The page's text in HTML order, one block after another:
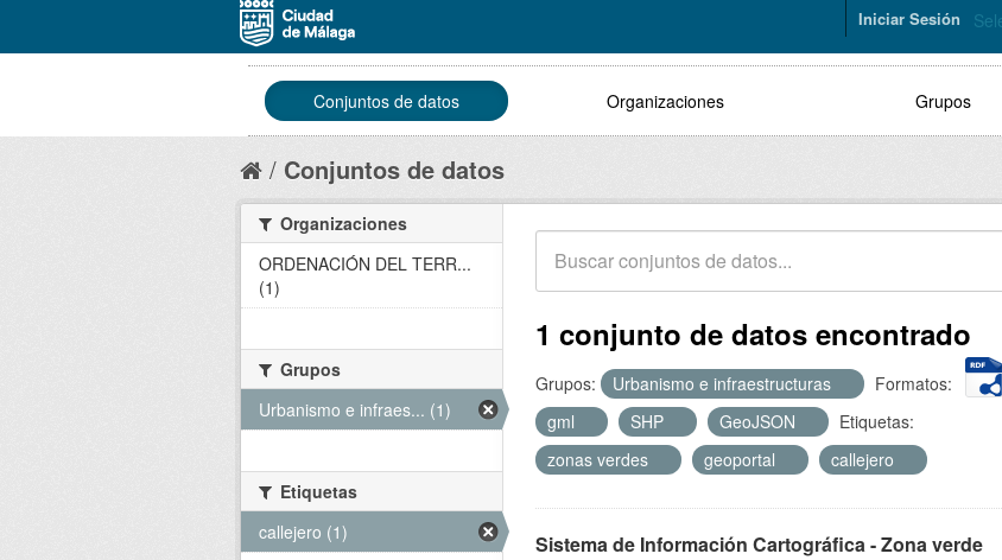
Iniciar Sesión
Conjuntos de datos Organizaciones Grupos
Conjuntos de datos
1 conjunto de datos encontrado
Grupos: Urbanismo e infraestructuras
Formatos:
gml
SHP GeoJSON
Etiquetas:
zonas verdes
geoportal callejero
Sistema de Información Cartográfica - Zona verde
Organizaciones
ORDENACIÓN DEL TERR...
(1)
Grupos
Urbanismo e infraes... (1)
Etiquetas
callejero (1)